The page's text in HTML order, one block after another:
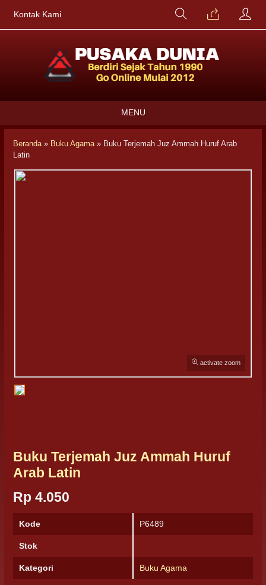
Kontak Kami
MENU
Beranda» Buku Agama» Buku Terjemah Juz Ammah Huruf Arab
Latin
activate zoom
Buku Terjemah Juz Ammah Huruf
Arab Latin
Rp 4.050
Kode P6489
Stok
Kategori Buku Agama